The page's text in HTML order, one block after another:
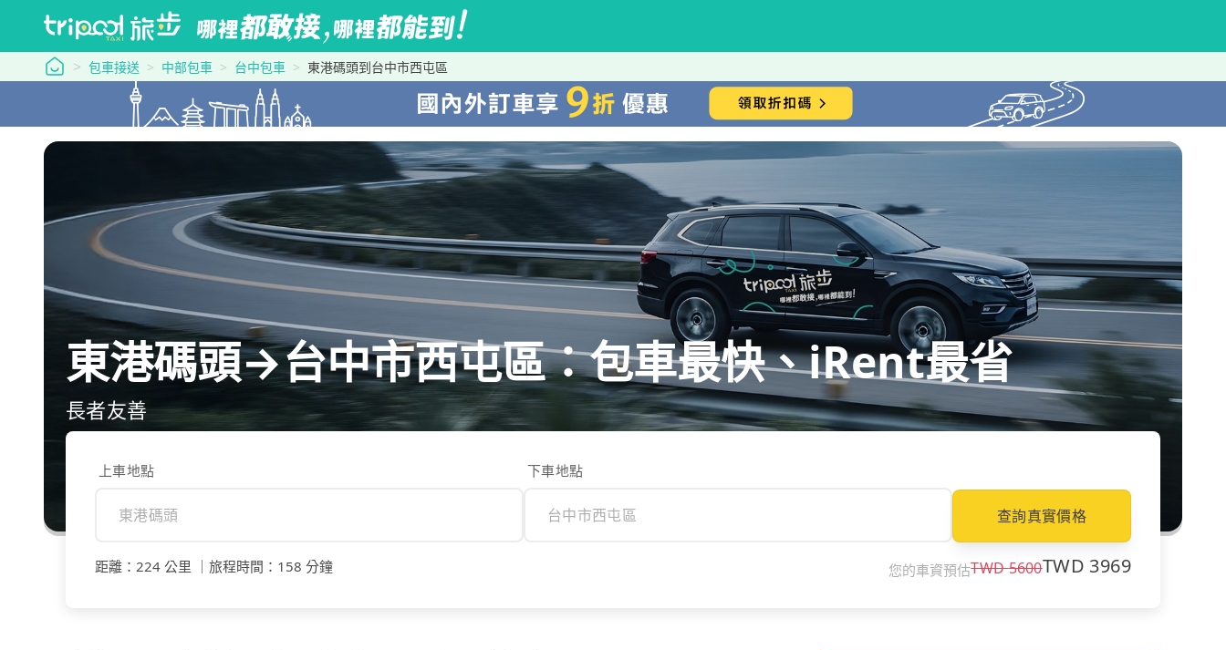
tripool 旅步
包車接送 中部包車 台中包車 東港碼頭到台中市西屯區
東港碼頭→台中市西屯區：包車最快、iRent最省
長者友善
上車地點 下車地點
查詢真實價格
距離 ： 224 公里 旅程時間 ： 158 分鐘 您的車資預估TWD5600TWD 3969